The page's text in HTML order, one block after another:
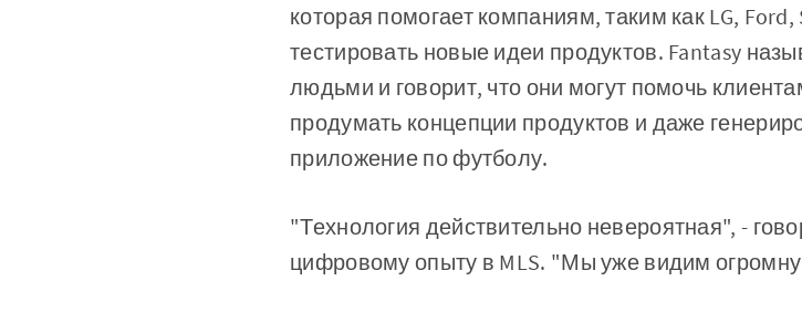
которая помогает компаниям, таким как LG,
тестировать новые идеи продуктов. Fantasy
людьми и говорит, что они могут помочь
продумать концепции продуктов и даже
приложение по футболу.
"Технология действительно невероятная", -
цифровому опыту в MLS. "Мы уже видим